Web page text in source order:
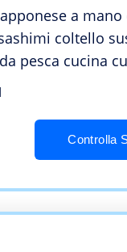
a
coltello
pesca cucina
Kitchen
Controlla